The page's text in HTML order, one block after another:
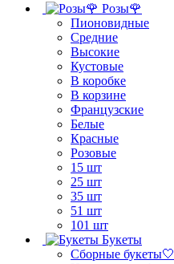
Розы🌹
Пионовидные
Средние
Высокие
Кустовые
В коробке
В корзине
Французские
Белые
Красные
Розовые
15 шт
25 шт
35 шт
51 шт
101 шт
Букеты
Сборные букеты🤍